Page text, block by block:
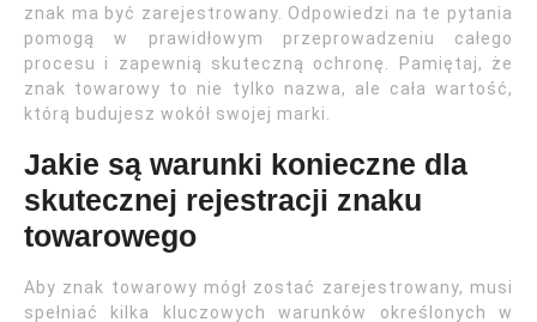
znak ma być zarejestrowany. Odpowiedzi na te pytania
pomogą w prawidłowym przeprowadzeniu całego
procesu i zapewnią skuteczną ochronę. Pamiętaj, że
znak towarowy to nie tylko nazwa, ale cała wartość,
którą budujesz wokół swojej marki.
Jakie są warunki konieczne dla
skutecznej rejestracji znaku
towarowego
Aby znak towarowy mógł zostać zarejestrowany, musi
spełniać kilka kluczowych warunków określonych w